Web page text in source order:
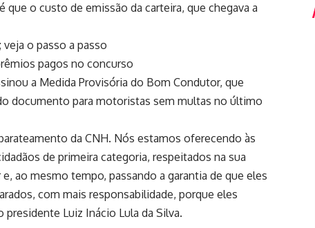
o custo de emissão da carteira, que chegava a
o passo a passo
pagos no concurso
a Medida Provisória do Bom Condutor, que
documento para motoristas sem multas no último
da CNH. Nós estamos oferecendo às
de primeira categoria, respeitados na sua
ao mesmo tempo, passando a garantia de que eles
com mais responsabilidade, porque eles
Luiz Inácio Lula da Silva.